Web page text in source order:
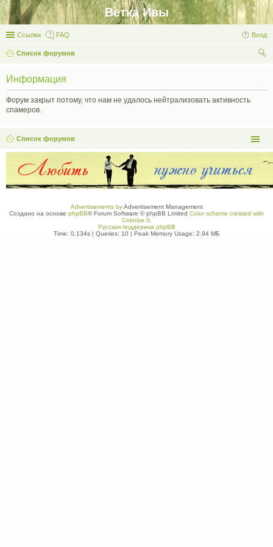
Ветка Ивы
Ссылки FAQ Вход
Список форумов
Информация
Форум закрыт потому, что нам не удалось нейтрализовать активность
спамеров.
Список форумов
Advertisements byAdvertisement Management
Создано на основе phpBB® Forum Software © phpBB Limited Color scheme created with
Colorize It.
Русская поддержка phpBB
Time: 0.134s| Queries: 10| Peak Memory Usage: 2.94 МБ